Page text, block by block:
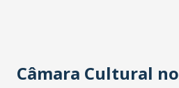
Câmara Cultural